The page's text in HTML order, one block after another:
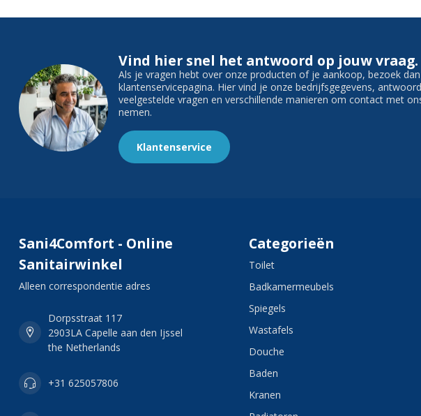
Vind hier snel het antwoord op jouw vraag.
Als je vragen hebt over onze producten of je aankoop, bezoek
klantenservicepagina. Hier vind je onze bedrijfsgegevens,
veelgestelde vragen en verschillende manieren om contact met
nemen.
Klantenservice
Sani4Comfort - Online
Sanitairwinkel
Alleen correspondentie adres
Dorpsstraat 117
2903LA Capelle aan den Ijssel
the Netherlands
+31 625057806
Categorieën
Toilet
Badkamermeubels
Spiegels
Wastafels
Douche
Baden
Kranen